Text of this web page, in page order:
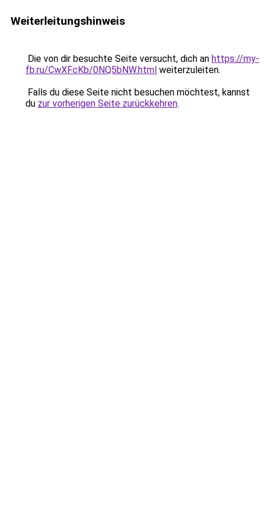
Weiterleitungshinweis
Die von dir besuchte Seite versucht, dich an https://my-
fb.ru/CwXFcKb/0NQ5bNW.html weiterzuleiten.
Falls du diese Seite nicht besuchen möchtest, kannst
du zur vorherigen Seite zurückkehren.